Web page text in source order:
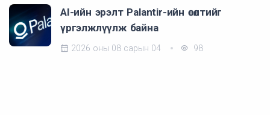
AI-ийн эрэлт Palantir-ийн өсөлтийг
үргэлжлүүлж байна
2026 оны 08 сарын 04 98